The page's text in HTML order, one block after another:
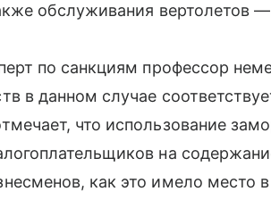
обслуживания вертолетов
по санкциям профессор
в данном случае
что использование
на
как это имело место